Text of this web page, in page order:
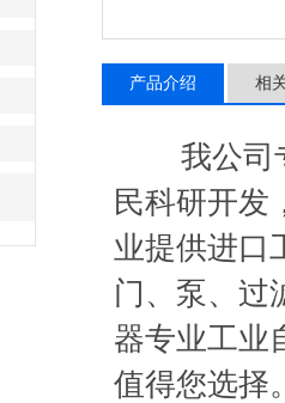
产品介绍 相
我公司专
民科研开发
业提供进口
门、泵、过
器专业工业
值得您选择